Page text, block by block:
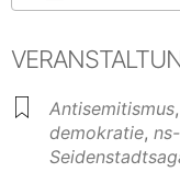
Antisemitismus,
demokratie,